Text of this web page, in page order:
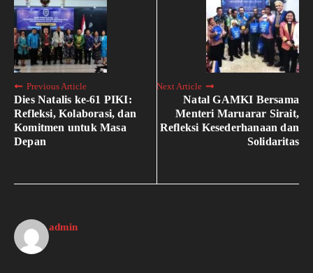
Previous Article
Dies Natalis ke-61 PIKI:
Refleksi, Kolaborasi, dan
Komitmen untuk Masa
Depan
Next Article
Natal GAMKI Bersama
Menteri Maruarar Sirait,
Refleksi Kesederhanaan dan
Solidaritas
admin